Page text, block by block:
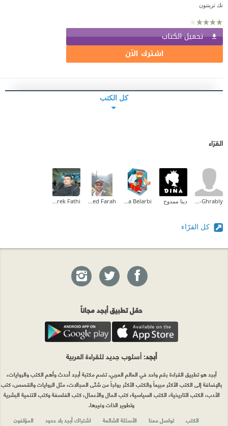
نك ترينتون
تحميل الكتاب
اشترك الآن
كل الكتب
القرّاء
دينا ممدوح
كل القرّاء
حمّل تطبيق أبجد مجاناً
أبجد: أسلوب جديد للقراءة العربية
أبجد هو تطبيق القراءة رقم واحد في العالم العربي. تضم مكتبة أبجد أحدث وأهم الكتب والروايات،
بالإضافة إلى الكتب الأكثر مبيعاً والكتب الأكثر رواجاً من شتّى المجالات، مثل الروايات والقصص، كتب
الأدب، الكتب التاريخية، الكتب السياسية، كتب المال والأعمال، كتب الفلسفة وكتب التنمية البشرية
وتطوير الذات وغيرها.
الكتب
تواصل معنا الأسئلة الشائعة اشتراك أبجد بلا حدود المؤلفون